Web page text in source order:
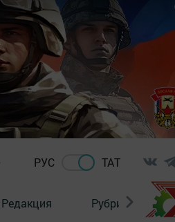
РУС ТАТ
Редакция Рубрикалар